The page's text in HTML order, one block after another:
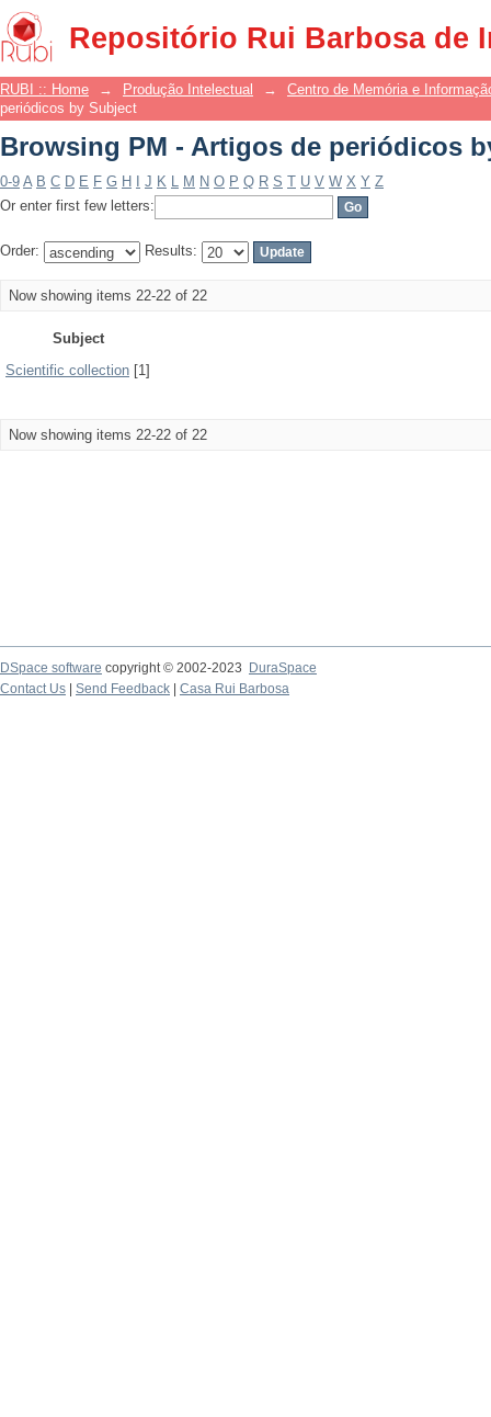
Repositório Rui Barbosa de
Browsing PM - Artigos de periódicos
RUBI :: Home → Produção Intelectual →
Centro de Memória e
periódicos by Subject
Browsing PM - Artigos de periódicos
0-9 A B C D E F G H J K L M N O P Q R S T U V W X Y Z
Or enter first few letters:
Order: Results:
Now showing items 22-22 of 22
Subject
Scientific collection [1]
Now showing items 22-22 of 22
DSpace software copyright © 2002-2023
DuraSpace
Contact Us
Send Feedback Casa Rui Barbosa